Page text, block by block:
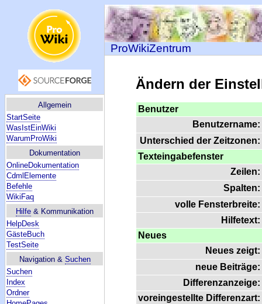
Allgemein
StartSeite
WasIstEinWiki
WarumProWiki
Dokumentation
OnlineDokumentation
CdmlElemente
Befehle
WikiFaq
Hilfe & Kommunikation
HelpDesk
GästeBuch
TestSeite
Navigation & Suchen
Suchen
Index
Ordner
ProWikiZentrum
Ändern der
Benutzer
Benutzername:
Unterschied der Zeitzonen:
Texteingabefenster
Zeilen:
Spalten:
volle Fensterbreite:
Hilfetext:
Neues
Neues zeigt:
neue Beiträge:
Differenzanzeige:
voreingestellte Differenzart: